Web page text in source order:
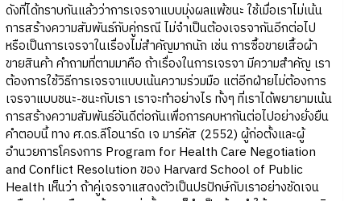
ดังที่ได้ทราบกันแล้วว่าการเจรจาแบบมุ่งผลแพ้ชนะ ใช้เมื่อเราไม่เน้น
การสร้างความสัมพันธ์กับคู่กรณี ไม่จำเป็นต้องเจรจากันอีกต่อไป
หรือเป็นการเจรจาในเรื่องไม่สำคัญมากนัก เช่น การซื้อขายเสื้อผ้า
ขายสินค้า คำถามที่ตามมาคือ ถ้าเรื่องในการเจรจา มีความสำคัญ เรา
ต้องการใช้วิธีการเจรจาแบบเน้นความร่วมมือ แต่อีกฝ่ายไม่ต้องการ
เจรจาแบบชนะ-ชนะกับเรา เราจะทำอย่างไร ทั้งๆ ที่เราได้พยายามเน้น
การสร้างความสัมพันธ์อันดีต่อกันเพื่อการคบหากันต่อไปอย่างยั่งยืน
คำตอบนี้ ทาง ศ.ดร.ลีโอนาร์ด เจ มาร์คัส (2552) ผู้ก่อตั้งและผู้
อำนวยการโครงการ Program for Health Care Negotiation
and Conflict Resolution ของ Harvard School of Public
Health เห็นว่า ถ้าคู่เจรจาแสดงตัวเป็นปรปักษ์กับเราอย่างชัดเจน